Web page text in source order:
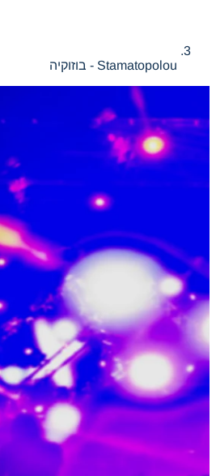
Stamatopolou - בוזוקיה